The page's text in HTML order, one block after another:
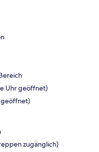
Uhr geöffnet)
geöffnet)
zugänglich)